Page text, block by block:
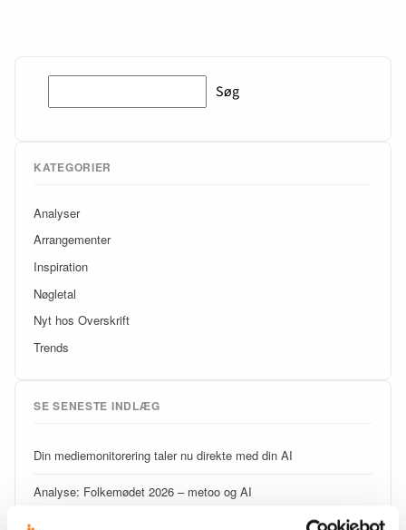
Søg
KATEGORIER
Analyser
Arrangementer
Inspiration
Nøgletal
Nyt hos Overskrift
Trends
SE SENESTE INDLÆG
Din mediemonitorering taler nu direkte med din AI
Analyse: Folkemødet 2026 – metoo og AI